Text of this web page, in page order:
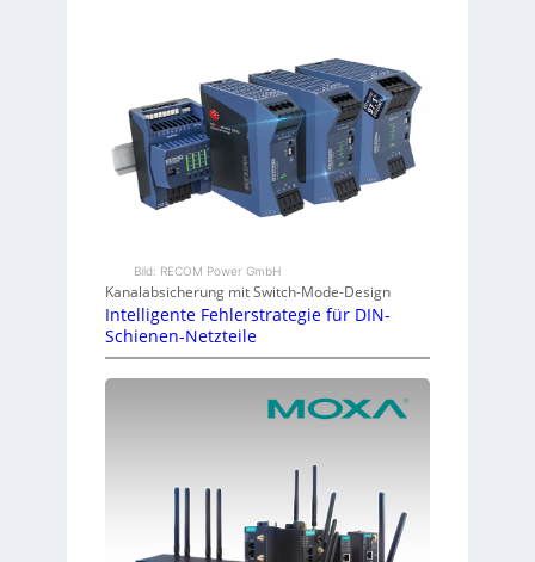
Bild: RECOM Power GmbH
Kanalabsicherung mit Switch-Mode-Design
Intelligente Fehlerstrategie für DIN-
Schienen-Netzteile